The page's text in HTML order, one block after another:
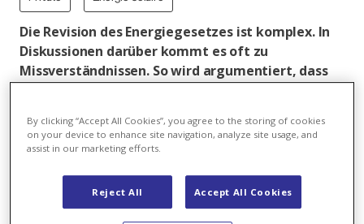
Die Revision des Energiegesetzes ist komplex. In
Diskussionen darüber kommt es oft zu
Missverständnissen. So wird argumentiert, dass
schädliches und unwirksames System
unterstütze. Unter Beschuss geraten ist auch die
Marktrisiko auf den Staat zu überwälzen. Beides
ist falsch. Dieser Beitrag soll helfen, die künftige
By clicking “Accept All Cookies”, you agree to the storing of cookies
on your device to enhance site navigation, analyze site usage, and
assist in our marketing efforts.
Reject All Accept All Cookies